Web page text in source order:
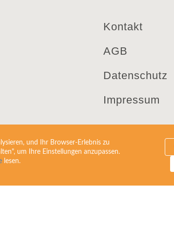
und Ihr Browser-Erlebnis zu
um Ihre Einstellungen anzupassen.
lesen.
Kontakt
AGB
Datenschutz
Impressum
Raiffeisenstraße 15
D-88353 Kißlegg
info@pekana.com